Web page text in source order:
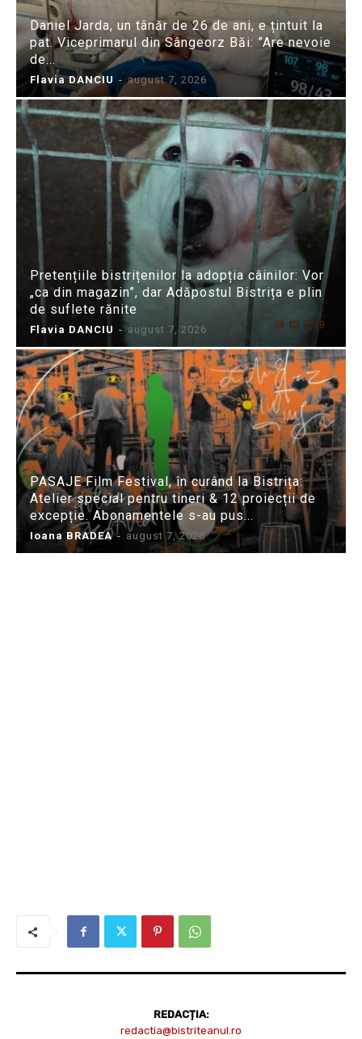
Daniel Jarda, un tânăr de 26 de ani, e țintuit la
pat. Viceprimarul din Sângeorz Băi: ”Are nevoie
de...
Flavia DANCIU - august 7, 2026
Pretențiile bistrițenilor la adopția câinilor: Vor
„ca din magazin”, dar Adăpostul Bistrița e plin
de suflete rănite
Flavia DANCIU - august 7, 2026
PASAJE Film Festival, în curând la Bistrița:
Atelier special pentru tineri & 12 proiecții de
excepție. Abonamentele s-au pus...
Ioana BRADEA - august 7, 2026
REDACȚIA:
redactia@bistriteanul.ro